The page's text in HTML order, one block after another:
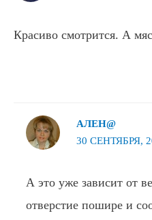
Красиво смотрится. А
АЛЕН@
30 СЕНТЯБРЯ,
А это уже зависит от
отверстие пошире и